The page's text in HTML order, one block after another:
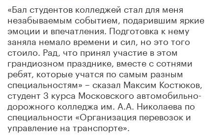
«Бал студентов колледжей стал для меня
незабываемым событием, подарившим яркие
эмоции и впечатления. Подготовка к нему
заняла немало времени и сил, но это того
стоило. Рад, что принял участие в этом
грандиозном празднике, вместе с сотнями
ребят, которые учатся по самым разным
специальностям» – сказал Максим Костюков,
студент 3 курса Московского автомобильно-
дорожного колледжа им. А.А. Николаева по
специальности «Организация перевозок и
управление на транспорте».